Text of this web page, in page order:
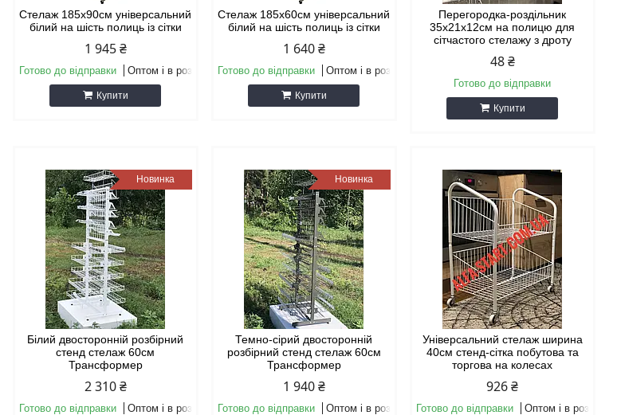
Стелаж 185х90см універсальний
білий на шість полиць із сітки
1 945 ₴
Готово до відправки Оптом і в роздріб
Купити
Стелаж 185х60см універсальний
білий на шість полиць із сітки
1 640 ₴
Готово до відправки Оптом і в роздріб
Купити
Перегородка-роздільник
35х21х12см на полицю для
сітчастого стелажу з дроту
48 ₴
Готово до відправки
Купити
Новинка
Білий двосторонній розбірний
стенд стелаж 60см
Трансформер
2 310 ₴
Готово до відправки Оптом і в роздріб
Новинка
Темно-сірий двосторонній
розбірний стенд стелаж 60см
Трансформер
1 940 ₴
Готово до відправки Оптом і в роздріб
Універсальний стелаж ширина
40см стенд-сітка побутова та
торгова на колесах
926 ₴
Готово до відправки Оптом і в роздріб